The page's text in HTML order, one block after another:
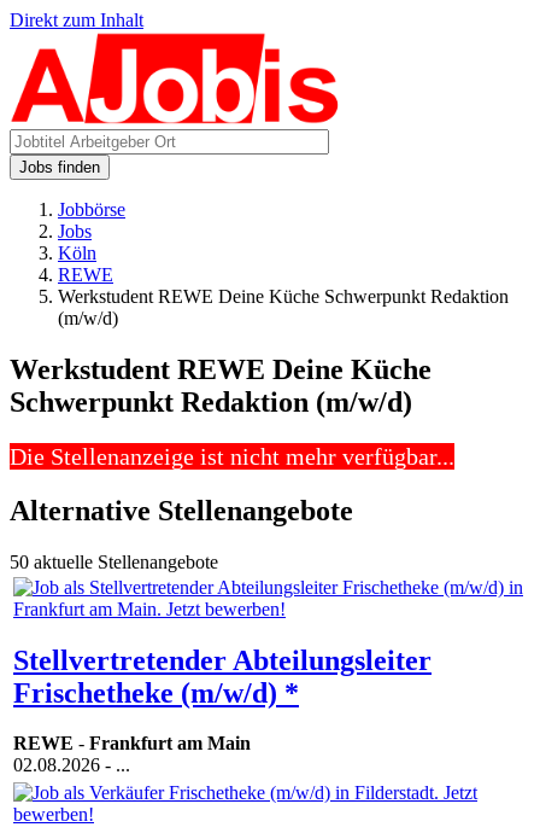
Direkt zum Inhalt
Jobs finden
Jobbörse
Jobs
Köln
REWE
Werkstudent REWE Deine Küche Schwerpunkt Redaktion
(m/w/d)
Werkstudent REWE Deine Küche
Schwerpunkt Redaktion (m/w/d)
Die Stellenanzeige ist nicht mehr verfügbar...
Alternative Stellenangebote
50 aktuelle Stellenangebote
Stellvertretender Abteilungsleiter
Frischetheke (m/w/d) *
REWE - Frankfurt am Main
02.08.2026 - ...